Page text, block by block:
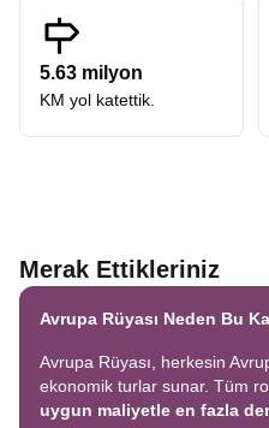
5.63 milyon
KM yol katettik.
Merak Ettikleriniz
Avrupa Rüyası Neden Bu
Avrupa Rüyası, herkesin
ekonomik turlar sunar. Tüm
uygun maliyetle en fazla